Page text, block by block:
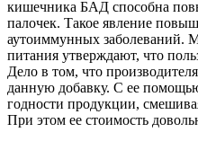
кишечника БАД способна
палочек. Такое явление
аутоиммунных заболеваний.
питания утверждают, что
Дело в том, что
данную добавку. С ее
годности продукции,
При этом ее стоимость